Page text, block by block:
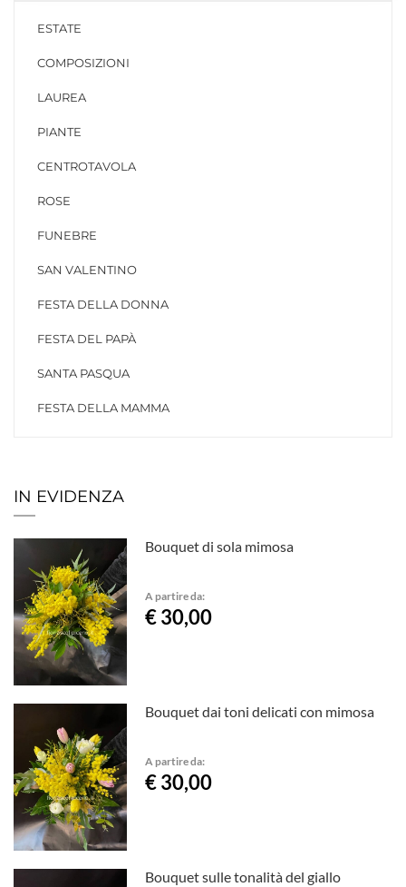
ESTATE
COMPOSIZIONI
LAUREA
PIANTE
CENTROTAVOLA
ROSE
FUNEBRE
SAN VALENTINO
FESTA DELLA DONNA
FESTA DEL PAPÀ
SANTA PASQUA
FESTA DELLA MAMMA
IN EVIDENZA
Bouquet di sola mimosa
A partire da:
€ 30,00
Bouquet dai toni delicati con mimosa
A partire da:
€ 30,00
Bouquet sulle tonalità del giallo